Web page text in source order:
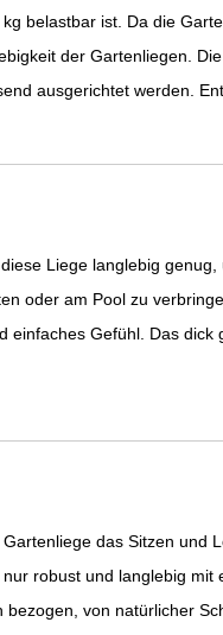
belastbar ist. Da die
der Gartenliegen.
ausgerichtet werden.
Liege langlebig genug,
oder am Pool zu
Gefühl. Das dick
das Sitzen und
robust und langlebig mit
von natürlicher